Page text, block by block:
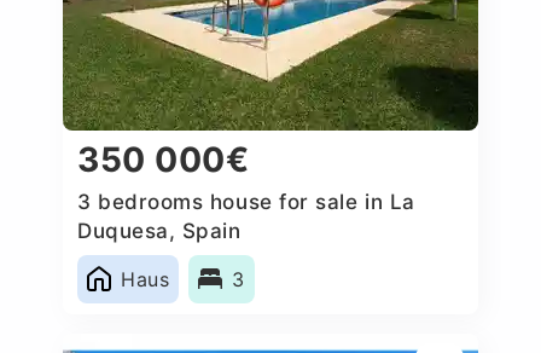
350 000€
3 bedrooms house for sale in La
Duquesa, Spain
Haus
3